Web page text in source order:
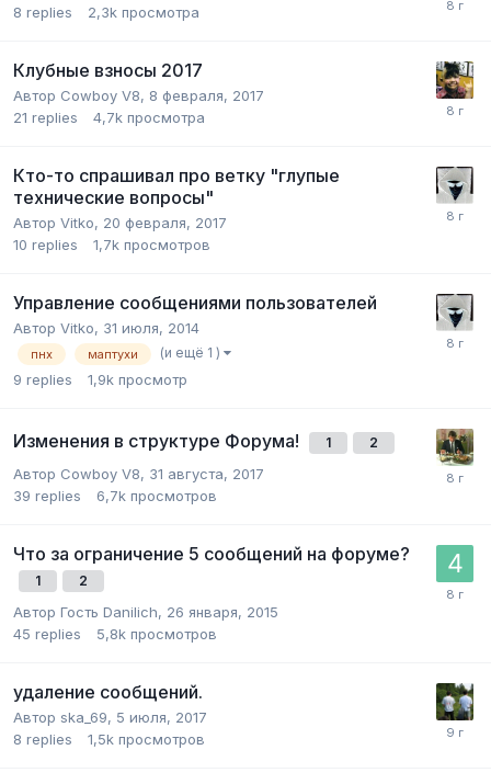
8 replies 2,3k просмотра
Клубные взносы 2017
Автор Cowboy V8, 8 февраля, 2017
21 replies 4,7k просмотра
Кто-то спрашивал про ветку "глупые
технические вопросы"
Автор Vitko, 20 февраля, 2017
10 replies 1,7k просмотров
Управление сообщениями пользователей
Автор Vitko, 31 июля, 2014
пнх маптухи (и ещё 1 )
9 replies 1,9k просмотр
Изменения в структуре Форума! 1 2
Автор Cowboy V8, 31 августа, 2017
39 replies 6,7k просмотров
Что за ограничение 5 сообщений на форуме?
1 2
Автор Гость Danilich, 26 января, 2015
45 replies 5,8k просмотров
удаление сообщений.
Автор ska_69, 5 июля, 2017
8 replies 1,5k просмотров